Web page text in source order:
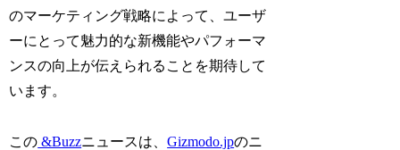
のマーケティング戦略によって、ユーザ
ーにとって魅力的な新機能やパフォーマ
ンスの向上が伝えられることを期待して
います。
この &Buzzニュースは、Gizmodo.jpのニ